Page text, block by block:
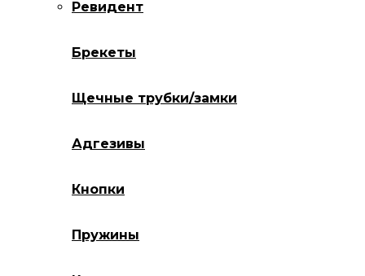
Ревидент
Брекеты
Щечные трубки/замки
Адгезивы
Кнопки
Пружины